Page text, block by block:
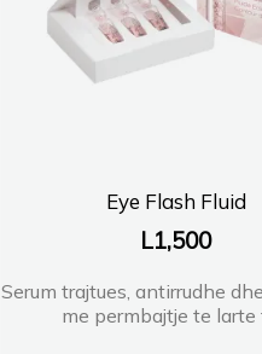
Eye Flash Fluid
L1,500
Serum trajtues, antirrudhe
me permbajtje te larte